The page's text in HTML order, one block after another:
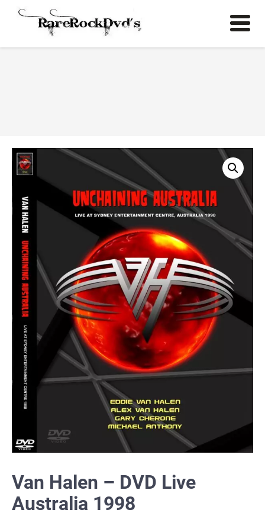
Van Halen – DVD Live
Australia 1998